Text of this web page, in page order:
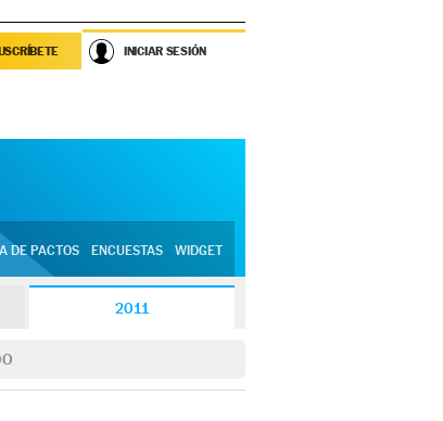
INICIAR SESIÓN
DE PACTOS ENCUESTAS WIDGET
2011